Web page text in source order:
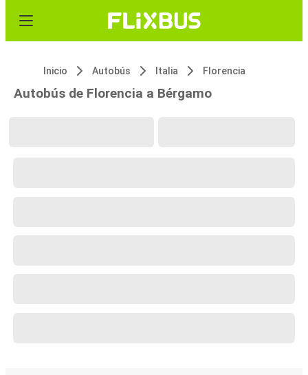
Inicio Autobús Italia Florencia
Autobús de Florencia a Bérgamo